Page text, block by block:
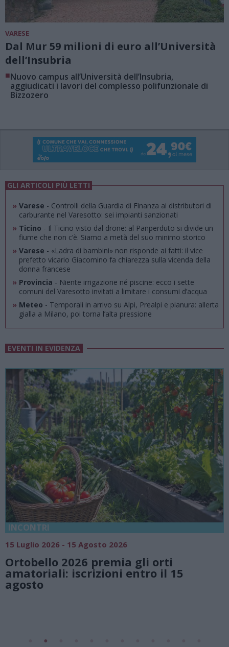
VARESE
Dal Mur 59 milioni di euro all’Università
dell’Insubria
■Nuovo campus all’Università dell’Insubria,
aggiudicati i lavori del complesso polifunzionale di
Bizzozero
GLI ARTICOLI PIÙ LETTI
» Varese - Controlli della Guardia di Finanza ai distributori di
carburante nel Varesotto: sei impianti sanzionati
» Ticino - Il Ticino visto dal drone: al Panperduto si divide un
fiume che non c’è. Siamo a metà del suo minimo storico
» Varese - «Ladra di bambini» non risponde ai fatti: il vice
prefetto vicario Giacomino fa chiarezza sulla vicenda della
donna francese
» Provincia - Niente irrigazione né piscine: ecco i sette
comuni del Varesotto invitati a limitare i consumi d’acqua
» Meteo - Temporali in arrivo su Alpi, Prealpi e pianura: allerta
gialla a Milano, poi torna l’alta pressione
EVENTI IN EVIDENZA
18 Luglio 2026 - 15 Agosto 2026
Vivi l’estate a Villa Fogazzaro Roi. Tra
natura e atmosfere senza tempo sul
Lago di Lugano
Valsolda